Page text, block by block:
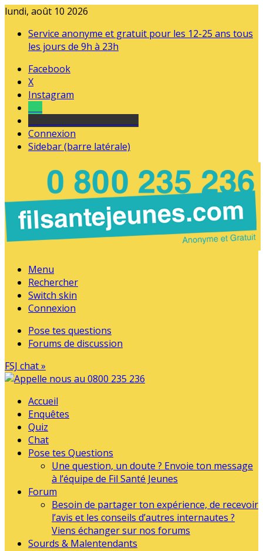
lundi, août 10 2026
Service anonyme et gratuit pour les 12-25 ans tous
les jours de 9h à 23h
Facebook
X
Instagram
Connexion
Sidebar (barre latérale)
Menu
Rechercher
Switch skin
Connexion
Pose tes questions
Forums de discussion
FSJ chat »
Accueil
Enquêtes
Quiz
Chat
Pose tes Questions
Une question, un doute ? Envoie ton message
à l’équipe de Fil Santé Jeunes
Forum
Besoin de partager ton expérience, de recevoir
l’avis et les conseils d’autres internautes ?
Viens échanger sur nos forums
Sourds & Malentendants